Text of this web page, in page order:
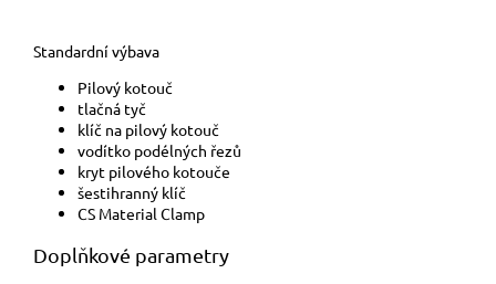
Standardní výbava
Pilový kotouč
tlačná tyč
klíč na pilový kotouč
vodítko podélných řezů
kryt pilového kotouče
šestihranný klíč
CS Material Clamp
Doplňkové parametry